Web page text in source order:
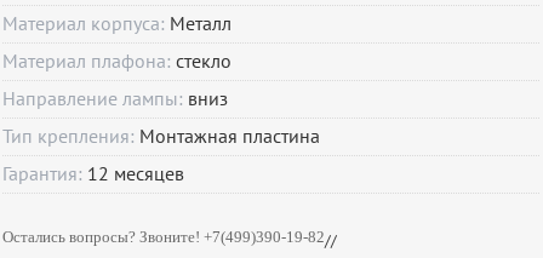
Материал корпуса: Металл
Материал плафона:стекло
Направление лампы: вниз
Тип крепления: Монтажная пластина
Гарантия: 12 месяцев
Остались вопросы? Звоните! +7(499)390-19-82//